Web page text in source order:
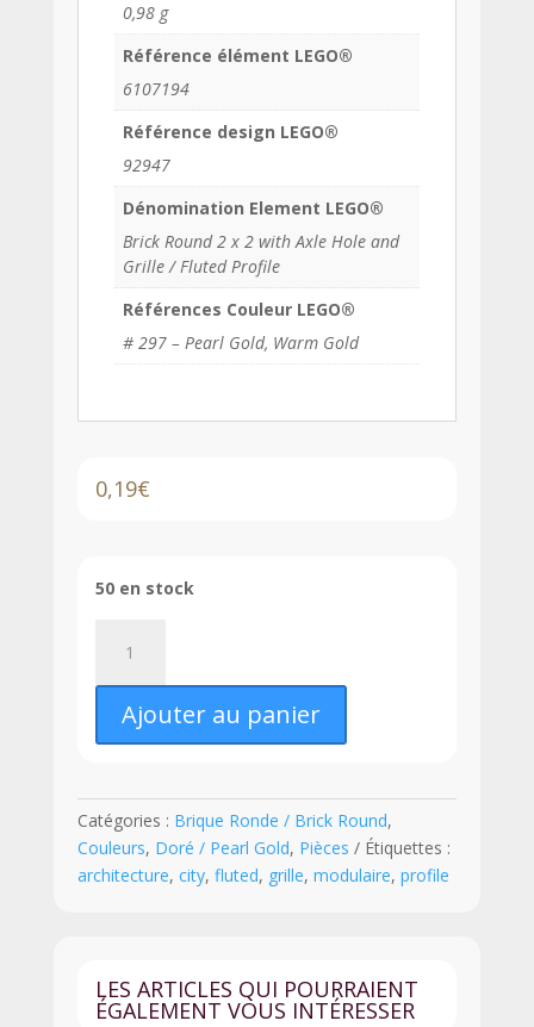
0,98 g
Référence élément LEGO®
6107194
Référence design LEGO®
92947
Dénomination Element LEGO®
Brick Round 2 x 2 with Axle Hole and
Grille / Fluted Profile
Références Couleur LEGO®
# 297 – Pearl Gold, Warm Gold
0,19€
50 en stock
LEGO®
Brique
Ronde
x
2
avec
Rainures
Doré
Ajouter au panier
Catégories : Brique Ronde / Brick Round,
Couleurs, Doré / Pearl Gold, Pièces
Étiquettes :
architecture, city, fluted, grille, modulaire, profile
LES ARTICLES QUI POURRAIENT
ÉGALEMENT VOUS INTÉRESSER